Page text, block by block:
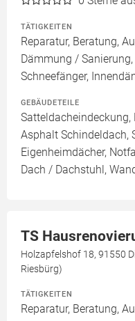
TÄTIGKEITEN
Reparatur, Beratung,
Dämmung /
Schneefänger,
GEBÄUDETEILE
Asphalt Schindeldach,
Eigenheimdächer,
Dach / Dachstuhl,
TS
Holzapfelshof 18, 91550
Riesbürg)
TÄTIGKEITEN
Reparatur, Beratung,